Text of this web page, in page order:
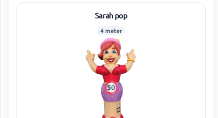
Sarah pop
4 meter